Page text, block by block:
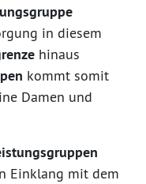
in diesem
hinaus
kommt somit
Damen und
Einklang mit dem